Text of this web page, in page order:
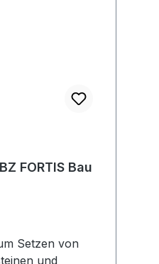
FORTIS Bau
Setzen von
und